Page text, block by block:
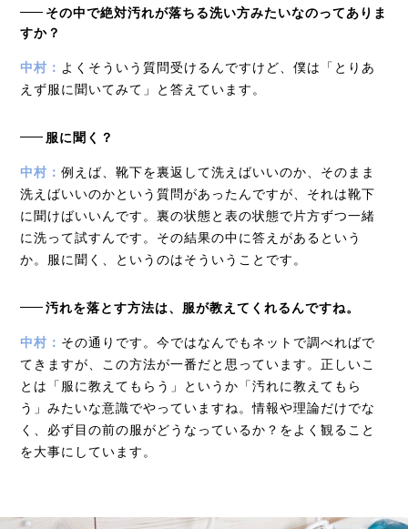
その中で絶対汚れが落ちる洗い方みたいなのってありま
すか？
中村： よくそういう質問受けるんですけど、僕は「とりあ
えず服に聞いてみて」と答えています。
服に聞く？
中村：例えば、靴下を裏返して洗えばいいのか、そのまま
洗えばいいのかという質問があったんですが、それは靴下
に聞けばいいんです。裏の状態と表の状態で片方ずつ一緒
に洗って試すんです。その結果の中に答えがあるという
か。服に聞く、というのはそういうことです。
汚れを落とす方法は、服が教えてくれるんですね。
中村： その通りです。今ではなんでもネットで調べればで
てきますが、この方法が一番だと思っています。正しいこ
とは「服に教えてもらう」というか「汚れに教えてもら
う」みたいな意識でやっていますね。情報や理論だけでな
く、必ず目の前の服がどうなっているか？をよく観ること
を大事にしています。